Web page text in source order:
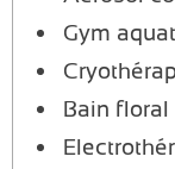
Gym
Bain floral